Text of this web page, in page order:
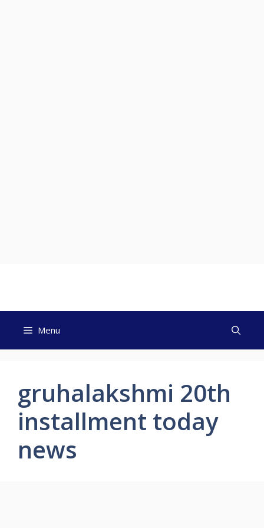
Menu
gruhalakshmi 20th
installment today
news